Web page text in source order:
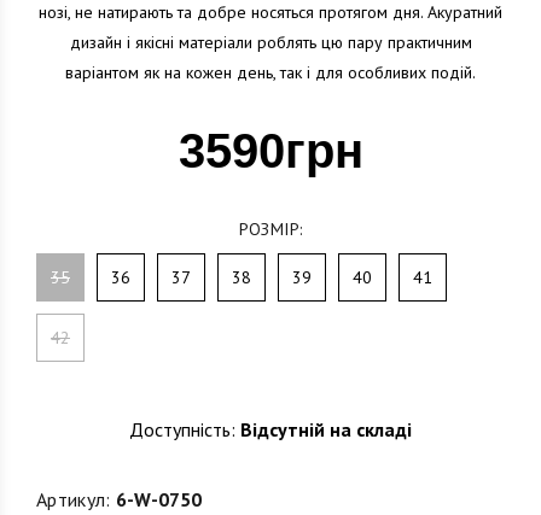
нозі, не натирають та добре носяться протягом дня. Акуратний
дизайн і якісні матеріали роблять цю пару практичним
варіантом як на кожен день, так і для особливих подій.
3590грн
РОЗМІР:
35 36 37 38 39 40 41
42
Доступність: Відсутній на складі
Артикул: 6-W-0750